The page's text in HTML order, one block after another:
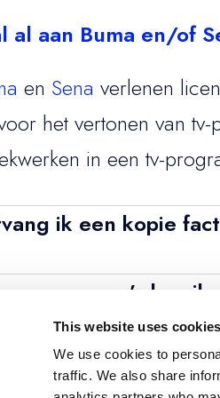
This website uses cookies
We use cookies to
traffic. We also share
al aan Buma en/of
en Sena verlenen
het vertonen van
in een tv-
ik een kopie
dossier kun je een
of
programma’s kan
van
van alle tv-
veelgestelde vragen